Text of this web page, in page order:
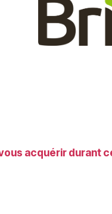
acquérir durant